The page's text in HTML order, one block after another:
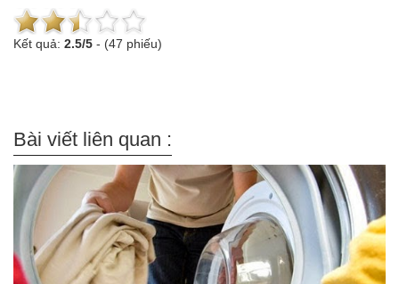
Kết quả: 2.5/5 - (47 phiếu)
Bài viết liên quan :